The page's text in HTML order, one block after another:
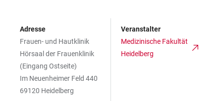
Adresse
Frauen- und Hautklinik
Hörsaal der Frauenklinik
(Eingang Ostseite)
Im Neuenheimer Feld 440
69120 Heidelberg
Veranstalter
Medizinische Fakultät
Heidelberg